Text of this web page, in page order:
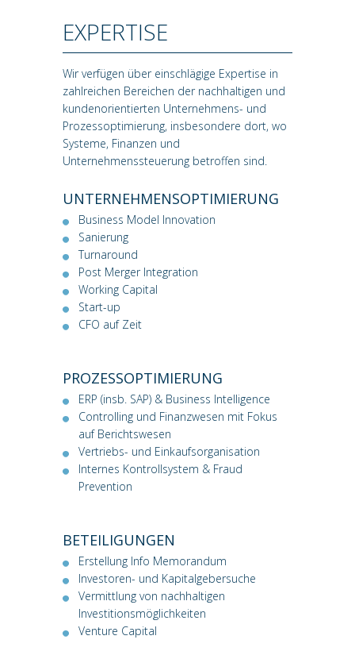
EXPERTISE
Wir verfügen über einschlägige Expertise in
zahlreichen Bereichen der nachhaltigen und
kundenorientierten Unternehmens- und
Prozessoptimierung, insbesondere dort, wo
Systeme, Finanzen und
Unternehmenssteuerung betroffen sind.
UNTERNEHMENSOPTIMIERUNG
Business Model Innovation
Sanierung
Turnaround
Post Merger Integration
Working Capital
Start-up
CFO auf Zeit
PROZESSOPTIMIERUNG
ERP (insb. SAP) & Business Intelligence
Controlling und Finanzwesen mit Fokus
auf Berichtswesen
Vertriebs- und Einkaufsorganisation
Internes Kontrollsystem & Fraud
Prevention
BETEILIGUNGEN
Erstellung Info Memorandum
Investoren- und Kapitalgebersuche
Vermittlung von nachhaltigen
Investitionsmöglichkeiten
Venture Capital